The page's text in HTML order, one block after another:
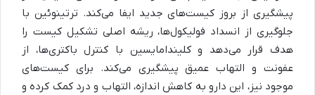
پیشگیری از بروز کیست‌های جدید ایفا می‌کند. ترتینوئین با
جلوگیری از انسداد فولیکول‌ها، ریشه اصلی تشکیل کیست را
هدف قرار می‌دهد و کلیندامایسین با کنترل باکتری‌ها، از
عفونت و التهاب عمیق پیشگیری می‌کند. برای کیست‌های
موجود نیز، این دارو به کاهش اندازه، التهاب و درد کمک کرده و